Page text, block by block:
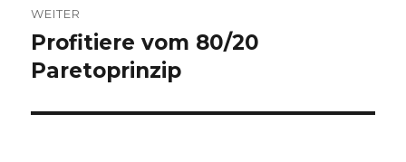
WEITER
Nächster
Beitrag:
Profitiere vom 80/20
Paretoprinzip